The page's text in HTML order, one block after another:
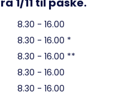
8.30 - 16.00
8.30 - 16.00 *
8.30 - 16.00 **
8.30 - 16.00
8.30 - 16.00